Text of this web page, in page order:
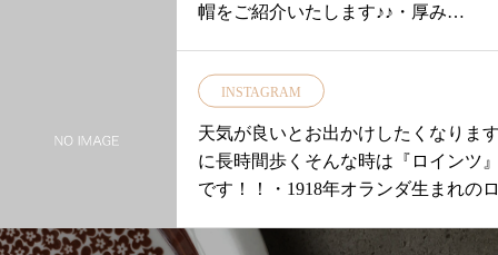
段使いにまた、プレゼントにもお
ススメですよ♡.#ユーカリ荘#yukar
isou#セレクトショップ#ライフス
タイルショップ#松江#島根#雑貨#
雑貨屋#美濃焼#敏山釜#磁器
帽をご紹介いたします♪♪・厚みも
のかたちがとても綺麗です・・寒
い日のオシャレ帽子に。。。ぜひ
店頭でお試しくださいね♡・▼本
日も18時まで営業中▼・#ユーカリ
店#島根#松江#古民家#セレクトシ
INSTAGRAM
天気が良いとお出かけしたくなりま
に長時間歩くそんな時は『ロインツ
です！！・1918年オランダ生まれの
60°丸みを持たせた特殊なソールを使